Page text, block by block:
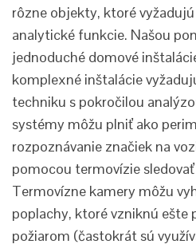
rôzne objekty, ktoré
analytické funkcie. Našou
jednoduché domové
komplexné inštalácie
techniku s pokročilou
systémy môžu plniť ako
rozpoznávanie značiek na
pomocou termovízie
Termovízne kamery môžu
poplachy, ktoré vzniknú ešte
požiarom (častokrát sú